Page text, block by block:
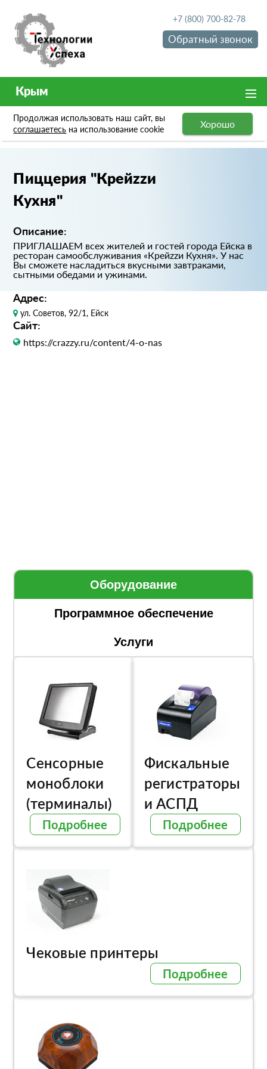
+7 (800) 700-82-78
Обратный звонок
Крым
Продолжая использовать наш сайт, вы
соглашаетесь на использование cookie Хорошо
Портфолио Пиццерия "Крейzzи Кухня"
Пиццерия "Крейzzи
Кухня"
Описание:
ПРИГЛАШАЕМ всех жителей и гостей города Ейска в
ресторан самообслуживания «Крейzzи Кухня». У нас
Вы сможете насладиться вкусными завтраками,
сытными обедами и ужинами.
Адрес:
ул. Советов, 92/1, Ейск
Сайт:
https://crazzy.ru/content/4-o-nas
Оборудование
Программное обеспечение
Услуги
Сенсорные
моноблоки
(терминалы)
Подробнее
Фискальные
регистраторы
и АСПД
Подробнее
Чековые принтеры
Подробнее